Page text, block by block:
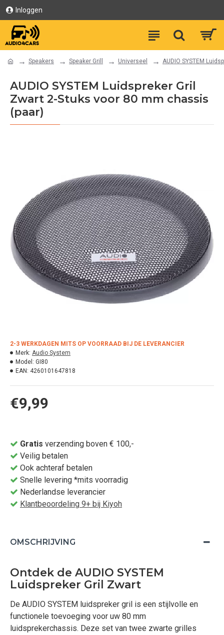
Inloggen
Speakers Speaker Grill Universeel AUDIO SYSTEM
AUDIO SYSTEM Luidspreker Gril
Zwart 2-Stuks voor 80 mm chassis
(paar)
€9,99
2-3 WERKDAGEN MITS OP VOORRAAD BIJ DE LEVERANCIER
Merk: Audio System
Model: GI80
EAN: 4260101647818
Gratis verzending boven € 100,-
Veilig betalen
Ook achteraf betalen
Snelle levering *mits voorradig
Nederlandse leverancier
Klantbeoordeling 9+ bij Kiyoh
OMSCHRIJVING
Ontdek de AUDIO SYSTEM
Luidspreker Gril Zwart
De AUDIO SYSTEM luidspreker gril is een stijlvolle en
functionele toevoeging voor uw 80 mm
luidsprekerchassis. Deze set van twee zwarte grilles